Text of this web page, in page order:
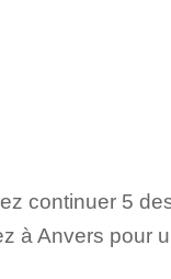
continuer 5
à Anvers pour